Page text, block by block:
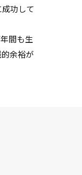
功して
間も生
余裕が